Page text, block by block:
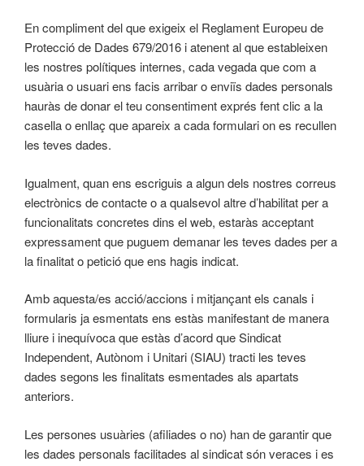
En compliment del que exigeix el Reglament Europeu de
Protecció de Dades 679/2016 i atenent al que estableixen
les nostres polítiques internes, cada vegada que com a
usuària o usuari ens facis arribar o enviïs dades personals
hauràs de donar el teu consentiment exprés fent clic a la
casella o enllaç que apareix a cada formulari on es recullen
les teves dades.
Igualment, quan ens escriguis a algun dels nostres correus
electrònics de contacte o a qualsevol altre d’habilitat per a
funcionalitats concretes dins el web, estaràs acceptant
expressament que puguem demanar les teves dades per a
la finalitat o petició que ens hagis indicat.
Amb aquesta/es acció/accions i mitjançant els canals i
formularis ja esmentats ens estàs manifestant de manera
lliure i inequívoca que estàs d’acord que Sindicat
Independent, Autònom i Unitari (SIAU) tracti les teves
dades segons les finalitats esmentades als apartats
anteriors.
Les persones usuàries (afiliades o no) han de garantir que
les dades personals facilitades al sindicat són veraces i es